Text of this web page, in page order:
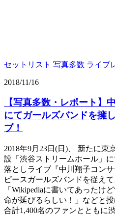
セットリスト 写真多数 ライブ
2018/11/16
【写真多数・レポート】
にてガールズバンドを擁
ブ！
2018年9月23日(日)、 新たに東
設「渋谷ストリームホール」
落としライブ『中川翔子コン
ピースガールズバンドを従え
「Wikipediaに書いてあったけ
命が延びるらしい！」などと
合計1,400名のファンとともに